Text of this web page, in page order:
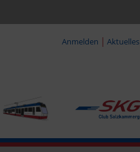
Anmelden | Aktuelles